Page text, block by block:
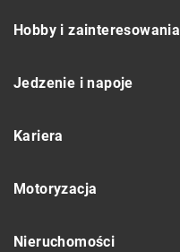
Hobby i zainteresowania
Jedzenie i napoje
Kariera
Motoryzacja
Nieruchomości